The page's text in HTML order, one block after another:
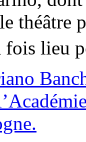
théâtre
fois lieu